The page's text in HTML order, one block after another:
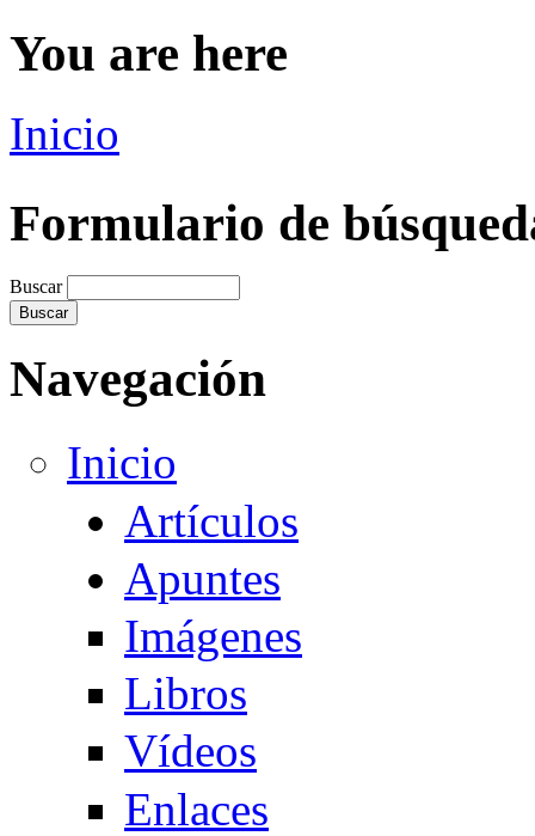
You are here
Inicio
Formulario de
Buscar
Navegación
Inicio
Artículos
Apuntes
Imágenes
Libros
Vídeos
Enlaces